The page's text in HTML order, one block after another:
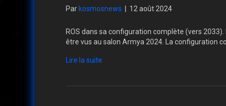
Par kosmosnews 12 août 2024
ROS dans sa configuration complète (vers
être vus au salon Armya 2024. La configuration
Lire la suite